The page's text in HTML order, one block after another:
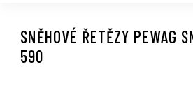
SNĚHOVÉ ŘETĚZY PEWAG
590